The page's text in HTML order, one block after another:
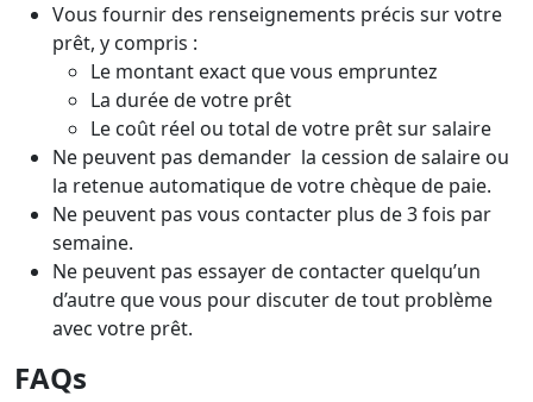
Vous fournir des renseignements précis sur votre
prêt, y compris :
Le montant exact que vous empruntez
La durée de votre prêt
Le coût réel ou total de votre prêt sur salaire
Ne peuvent pas demander la cession de salaire ou
la retenue automatique de votre chèque de paie.
Ne peuvent pas vous contacter plus de 3 fois par
semaine.
Ne peuvent pas essayer de contacter quelqu’un
d’autre que vous pour discuter de tout problème
avec votre prêt.
FAQs